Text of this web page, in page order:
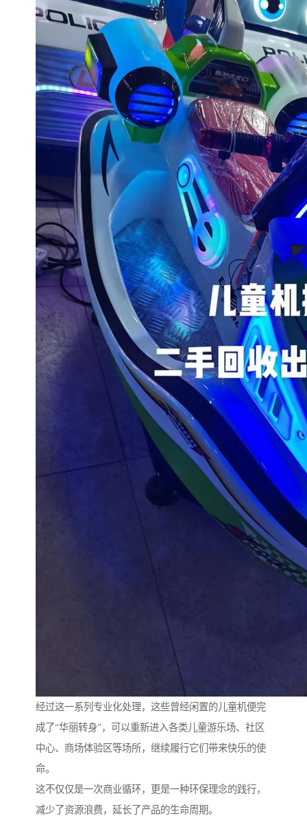
经过这一系列专业化处理，这些曾经闲置的儿童机便完
成了“华丽转身”，可以重新进入各类儿童游乐场、社区
中心、商场体验区等场所，继续履行它们带来快乐的使
命。
这不仅仅是一次商业循环，更是一种环保理念的践行，
减少了资源浪费，延长了产品的生命周期。